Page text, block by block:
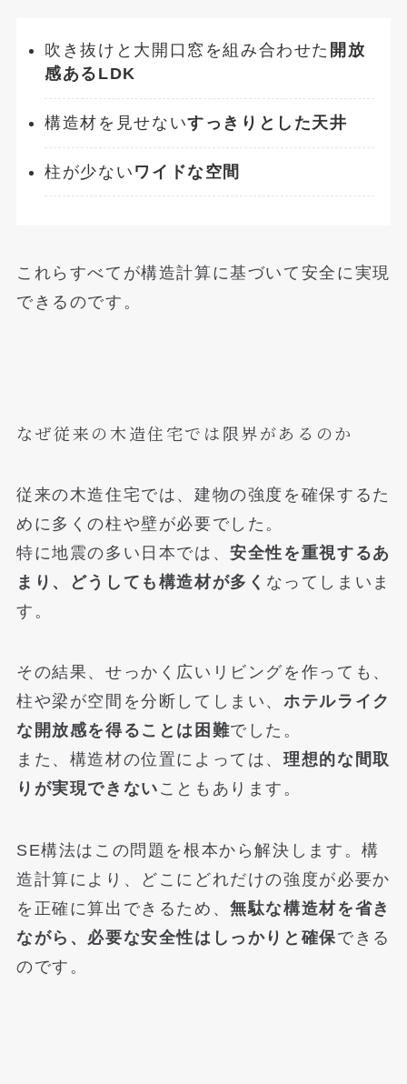
吹き抜けと大開口窓を組み合わせた 開放
感あるLDK
構造材を見せないすっきりとした天井
柱が少ない ワイドな空間
これらすべてが構造計算に基づいて安全に実現
できるのです。
なぜ従来の木造住宅では限界があるのか
従来の木造住宅では、建物の強度を確保するた
めに多くの柱や壁が必要でした。
特に地震の多い日本では、安全性を重視するあ
まり、どうしても構造材が多く なってしまいま
す。
その結果、せっかく広いリビングを作っても、
柱や梁が空間を分断してしまい、ホテルライク
な開放感を得ることは困難でした。
また、構造材の位置によっては、理想的な間取
りが実現できない こともあります。
SE構法はこの問題を根本から解決します。構
造計算により、どこにどれだけの強度が必要か
を正確に算出できるため、無駄な構造材を省き
ながら、必要な安全性はしっかりと確保できる
のです。